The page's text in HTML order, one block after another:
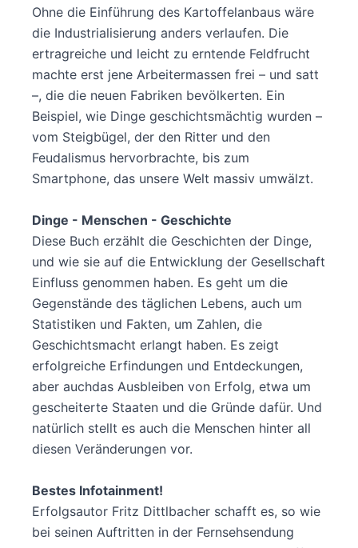
Ohne die Einführung des Kartoffelanbaus wäre
die Industrialisierung anders verlaufen. Die
ertragreiche und leicht zu erntende Feldfrucht
machte erst jene Arbeitermassen frei – und satt
–, die die neuen Fabriken bevölkerten. Ein
Beispiel, wie Dinge geschichtsmächtig wurden –
vom Steigbügel, der den Ritter und den
Feudalismus hervorbrachte, bis zum
Smartphone, das unsere Welt massiv umwälzt.
Dinge - Menschen - Geschichte
Diese Buch erzählt die Geschichten der Dinge,
und wie sie auf die Entwicklung der Gesellschaft
Einfluss genommen haben. Es geht um die
Gegenstände des täglichen Lebens, auch um
Statistiken und Fakten, um Zahlen, die
Geschichtsmacht erlangt haben. Es zeigt
erfolgreiche Erfindungen und Entdeckungen,
aber auchdas Ausbleiben von Erfolg, etwa um
gescheiterte Staaten und die Gründe dafür. Und
natürlich stellt es auch die Menschen hinter all
diesen Veränderungen vor.
Bestes Infotainment!
Erfolgsautor Fritz Dittlbacher schafft es, so wie
bei seinen Auftritten in der Fernsehsendung